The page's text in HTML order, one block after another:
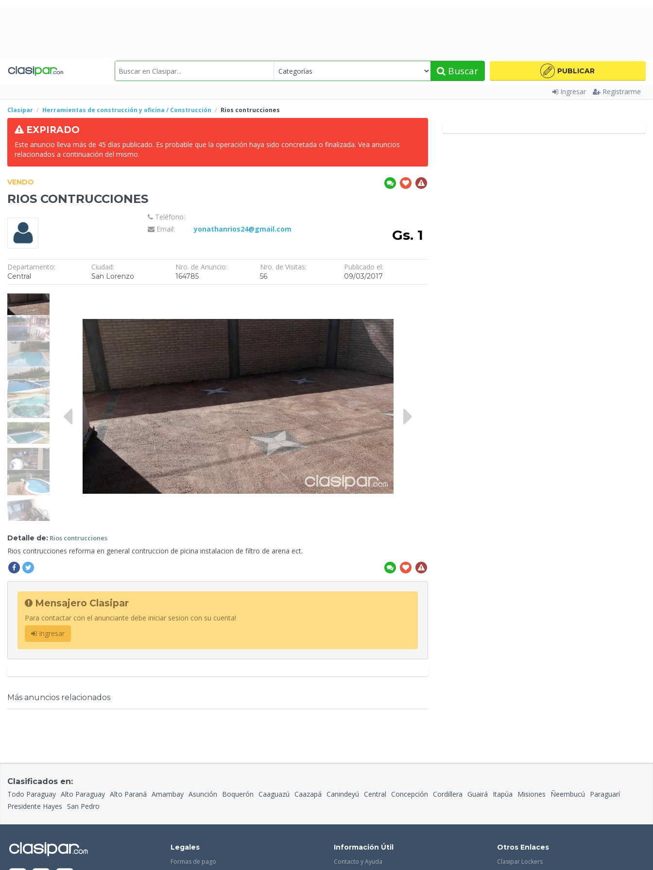
Buscar PUBLICAR
Ingresar Registrarme
Clasipar Herramientas de construcción y oficina / Construcción Rios contrucciones
EXPIRADO
Este anuncio lleva más de 45 días publicado. Es probable que la operación haya sido concretada o finalizada. Vea anuncios
relacionados a continuación del mismo.
VENDO
RIOS CONTRUCCIONES
Teléfono:
Email:
yonathanrios24@gmail.com Gs. 1
Departamento:
Central
Ciudad:
San Lorenzo
Nro. de Anuncio:
164785
Nro. de Visitas:
56
Publicado el:
09/03/2017
Detalle de: Rios contrucciones
Rios contrucciones reforma en general contruccion de picina instalacion de filtro de arena ect.
Mensajero Clasipar
Para contactar con el anunciante debe iniciar sesion con su cuenta!
Ingresar
Más anuncios relacionados
Clasificados en:
Todo Paraguay Alto Paraguay Alto Paraná Amambay Asunción Boquerón Caaguazú Caazapá Canindeyú Central Concepción Cordillera Guairá Itapúa Misiones Ñeembucú
Paraguarí
Presidente Hayes San Pedro
Legales
Formas de pago
Información Útil
Contacto y Ayuda
Otros Enlaces
Clasipar Lockers